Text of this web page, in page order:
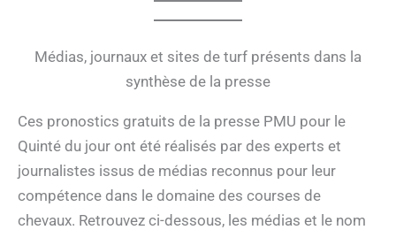
Médias, journaux et sites de turf présents dans la
synthèse de la presse
Ces pronostics gratuits de la presse PMU pour le
Quinté du jour ont été réalisés par des experts et
journalistes issus de médias reconnus pour leur
compétence dans le domaine des courses de
chevaux. Retrouvez ci-dessous, les médias et le nom